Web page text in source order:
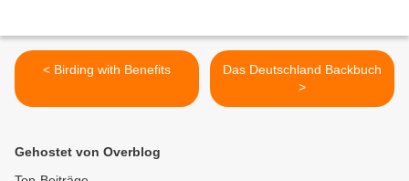
< Birding with Benefits
Das Deutschland Backbuch
>
Gehostet von Overblog